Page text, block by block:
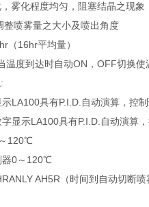
雾化程度均匀，阻塞结晶之现
整喷雾量之大小及喷出角度
（16hr平均量）
温度到达时自动ON，OFF切换
LA100具有P.I.D.自动演算，控
显示LA100具有P.I.D.自动演算
120℃
器0～120℃
AH5R（时间到自动切断喷